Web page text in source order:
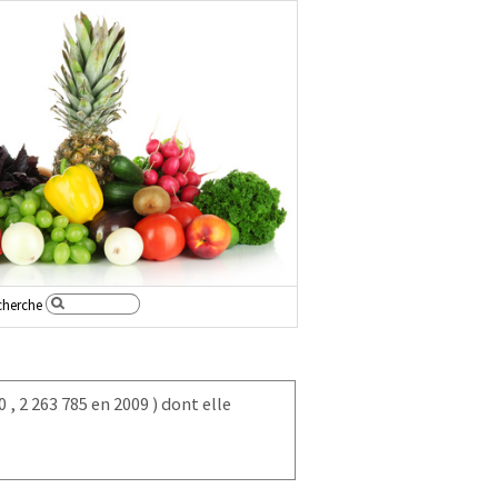
, 2 263 785 en 2009 ) dont elle